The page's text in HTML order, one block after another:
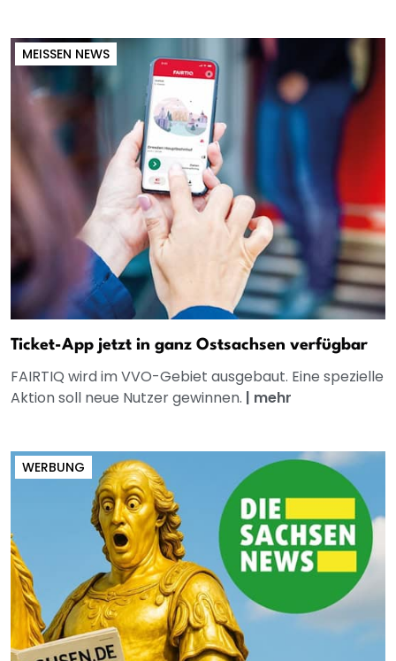
MEISSEN NEWS
Ticket-App jetzt in ganz Ostsachsen verfügbar
FAIRTIQ wird im VVO-Gebiet ausgebaut. Eine spezielle
Aktion soll neue Nutzer gewinnen. | mehr
WERBUNG